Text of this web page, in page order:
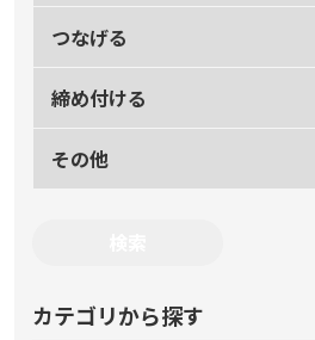
つなげる
締め付ける
その他
カテゴリから探す